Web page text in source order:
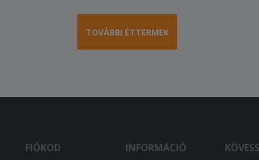
TOVÁBBI ÉTTERMEK
FIÓKOD
INFORMÁCIÓ